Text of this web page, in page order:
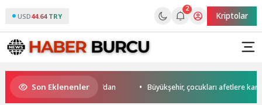
USD44.64 TRY
2
Kriptolar
Son Eklenenler
start Başkan Büyükakın’dan Büyükşehir, çocukları afetlere karşı